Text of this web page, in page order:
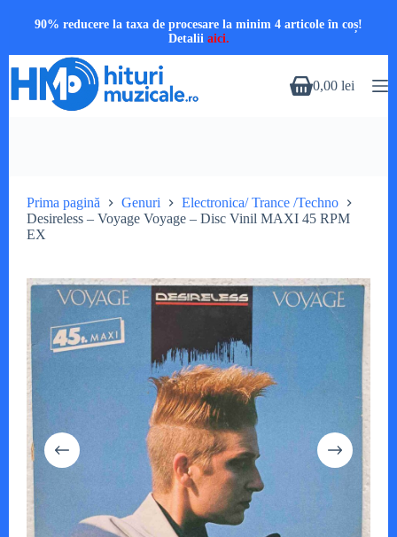
90% reducere la taxa de procesare la minim 4 articole în coș!
Detalii aici.
conținut
Coș0,00 lei
Prima pagină Genuri
Electronica/ Trance /Techno
Desireless – Voyage Voyage – Disc Vinil MAXI 45 RPM
EX